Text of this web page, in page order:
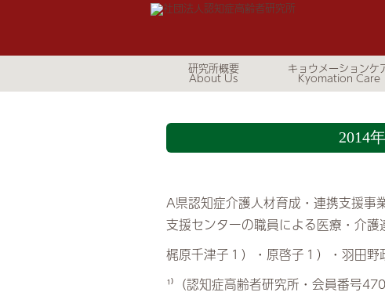
研究所概要 キョウメーションケ
2014
A県認知症介護人材育成・連携支援事
支援センターの職員による医療・介
梶原千津子１）・原啓子１）・羽田野
¹⁾（認知症高齢者研究所・会員番号